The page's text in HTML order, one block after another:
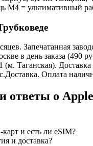
M4 = ультимативный
Запечатанная
в день заказа (490
(м. Таганская).
Оплата
ответы о
и есть ли eSIM?
и доставка?